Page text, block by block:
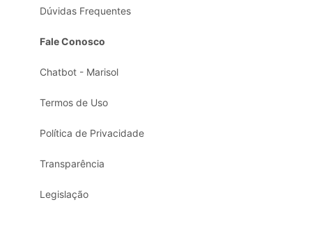
Dúvidas Frequentes
Fale Conosco
Chatbot - Marisol
Termos de Uso
Política de Privacidade
Transparência
Legislação